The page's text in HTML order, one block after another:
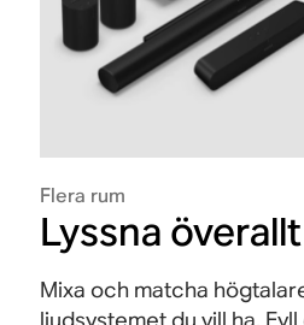
Flera rum
Lyssna överallt
Mixa och matcha
ljudsystemet du vill ha.